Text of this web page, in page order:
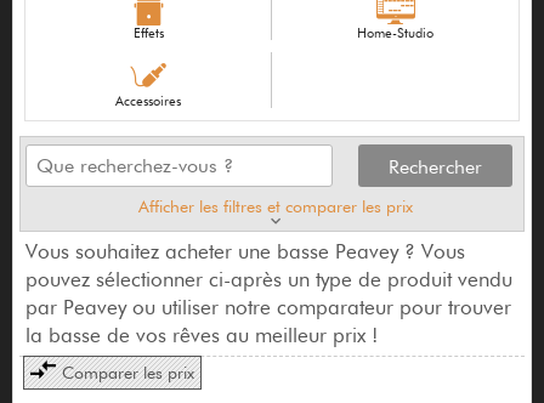
Effets Home-Studio
Accessoires
Afficher les filtres et comparer les prix
Vous souhaitez acheter une basse Peavey ? Vous
pouvez sélectionner ci-après un type de produit vendu
par Peavey ou utiliser notre comparateur pour trouver
la basse de vos rêves au meilleur prix !
Comparer les prix